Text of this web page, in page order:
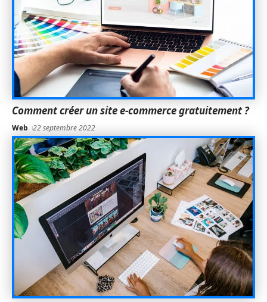
Comment créer un site e-commerce gratuitement ?
Web 22 septembre 2022